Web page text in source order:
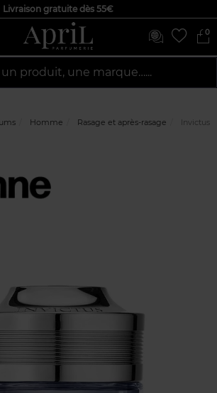
Livraison gratuite dès 55€
0
produit, une marque…...
Homme Rasage et après-rasage Invictus